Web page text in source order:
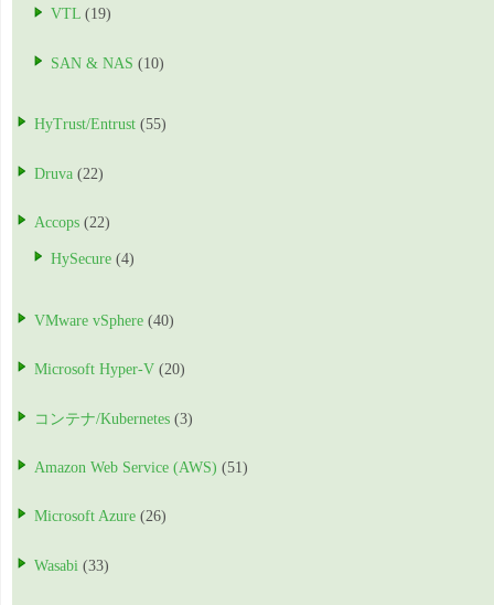
VTL (19)
SAN & NAS (10)
HyTrust/Entrust (55)
Druva (22)
Accops (22)
HySecure (4)
VMware vSphere (40)
Microsoft Hyper-V (20)
コンテナ/Kubernetes (3)
Amazon Web Service (AWS) (51)
Microsoft Azure (26)
Wasabi (33)